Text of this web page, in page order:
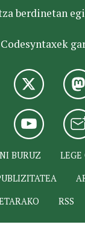
berdinetan
Codesyntaxek
BURUZ
RSS